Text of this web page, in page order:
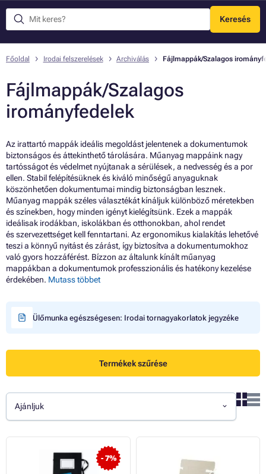
Keresés
Menü
Főoldal Irodai felszerelések Archiválás Fájlmappák/Szalagos
Fájlmappák/Szalagos
irományfedelek
Az irattartó mappák ideális megoldást jelentenek a dokumentumok
biztonságos és áttekinthető tárolására. Műanyag mappáink nagy
tartósságot és védelmet nyújtanak a sérülések, a nedvesség és a por
ellen. Stabil felépítésüknek és kiváló minőségű anyaguknak
köszönhetően dokumentumai mindig biztonságban lesznek.
Műanyag mappák széles választékát kínáljuk különböző méretekben
és színekben, hogy minden igényt kielégítsünk. Ezek a mappák
ideálisak irodákban, iskolákban és otthonokban, ahol rendet
és szervezettséget kell fenntartani. Az ergonomikus kialakítás lehetővé
teszi a könnyű nyitást és zárást, így biztosítva a dokumentumokhoz
való gyors hozzáférést. Bízzon az általunk kínált műanyag
mappákban a dokumentumok professzionális és hatékony kezelése
érdekében. Mutass többet
Ülőmunka egészségesen: Irodai tornagyakorlatok jegyzéke
Termékek szűrése
Ajánljuk
- 7%